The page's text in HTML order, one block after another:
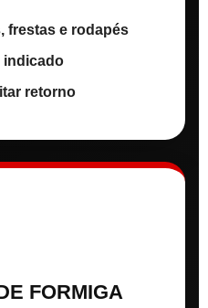
frestas e rodapés
indicado
retorno
FORMIGA